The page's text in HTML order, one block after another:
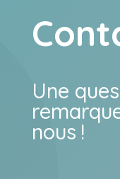
Une
nous !